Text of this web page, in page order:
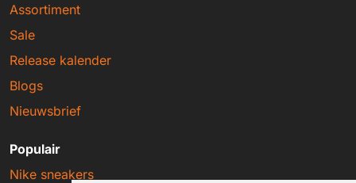
Assortiment
Sale
Release kalender
Blogs
Nieuwsbrief
Populair
Nike sneakers